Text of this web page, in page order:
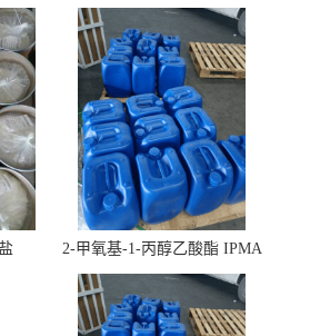
2-甲氧基-1-丙醇乙酸酯 IPMA